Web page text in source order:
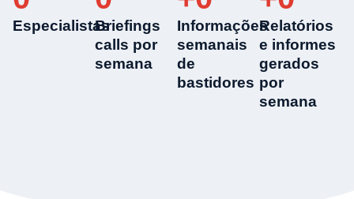
EspecialistasBriefings
calls por
semana
Informações
semanais
de
bastidores
Relatórios
e informes
gerados
por
semana